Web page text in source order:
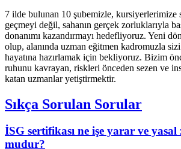
7 ilde bulunan 10 şubemizle, kursiyerlerimize
geçmeyi değil, sahanın gerçek zorluklarıyla
donanımı kazandırmayı hedefliyoruz. Yeni
olup, alanında uzman eğitmen kadromuzla
hayatına hazırlamak için bekliyoruz. Bizim
ruhunu kavrayan, riskleri önceden sezen ve
katan uzmanlar yetiştirmektir.
Sıkça Sorulan Sorular
İSG sertifikası ne işe yarar ve
mudur?